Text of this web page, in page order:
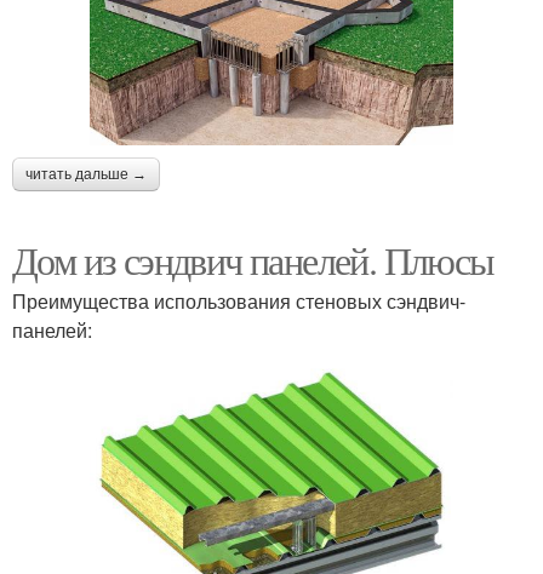
читать дальше →
Дом из сэндвич панелей. Плюсы
Преимущества использования стеновых сэндвич-
панелей: